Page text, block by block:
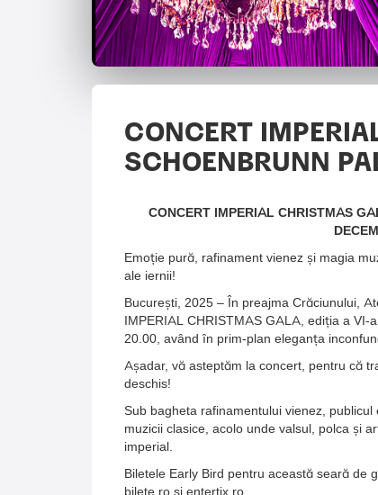
CONCERT
SCHOENBRUNN
CONCERT IMPERIAL CHRISTMAS
Emoție pură, rafinament vienez și magia
ale iernii!
București, 2025 – În preajma Crăciunului,
IMPERIAL CHRISTMAS GALA, ediția a
20.00, având în prim-plan eleganța
Așadar, vă asteptăm la concert, pentru că
deschis!
Sub bagheta rafinamentului vienez,
muzicii clasice, acolo unde valsul, polca și
imperial.
Biletele Early Bird pentru această seară de
bilete.ro si entertix.ro.